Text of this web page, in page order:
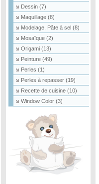
Dessin (7)
Maquillage (8)
Modelage, Pâte à sel (8)
Mosaïque (2)
Origami (13)
Peinture (49)
Perles (1)
Perles à repasser (19)
Recette de cuisine (10)
Window Color (3)